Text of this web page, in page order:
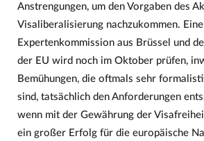
Anstrengungen, um den Vorgaben des
Visaliberalisierung nachzukommen. Eine
Expertenkommission aus Brüssel und
der EU wird noch im Oktober prüfen,
Bemühungen, die oftmals sehr
sind, tatsächlich den Anforderungen
wenn mit der Gewährung der
ein großer Erfolg für die europäische